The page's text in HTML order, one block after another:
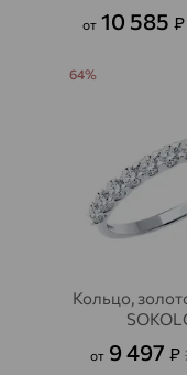
от 10 585₽
Кольцо,
от 9 497 ₽
64%